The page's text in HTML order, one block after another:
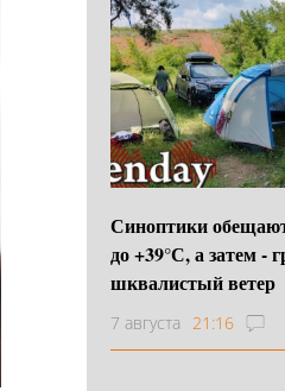
Синоптики
до +39°С, а затем -
шквалистый ветер
7 августа 21:16